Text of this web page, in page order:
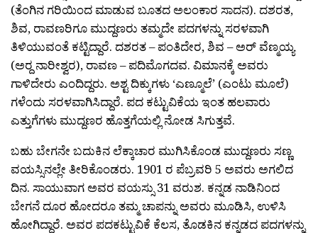
(ತೆಂಗಿನ ಗರಿಯಿಂದ ಮಾಡುವ ಬೂತದ ಅಲಂಕಾರ ಸಾದನ). ದಶರತ,
ಶಿವ, ರಾವಣರಿಗೂ ಮುದ್ದಣರು ತಮ್ಮದೇ ಪದಗಳನ್ನು ಸರಳವಾಗಿ
ತಿಳಿಯುವಂತೆ ಕಟ್ಟಿದ್ದಾರೆ. ದಶರತ – ಪಂತಿದೇರ, ಶಿವ – ಅರ್ ವೆಣ್ಮಯ್ಯ
(ಅರ‍್ದ ನಾರೀಶ್ವರ), ರಾವಣ – ಪದಿಮೊಗದವ. ವಿಮಾನಕ್ಕೆ ಅವರು
ಗಾಳಿದೇರು ಎಂದಿದ್ದರು. ಅಶ್ಟ ದಿಕ್ಕುಗಳು ‘ಎಣ್ಮೂಲೆ’ (ಎಂಟು ಮೂಲೆ)
ಗಳೆಂದು ಸರಳವಾಗಿಸಿದ್ದಾರೆ. ಪದ ಕಟ್ಟುವಿಕೆಯ ಇಂತ ಹಲವಾರು
ಎತ್ತುಗೆಗಳು ಮುದ್ದಣರ ಹೊತ್ತಗೆಯಲ್ಲಿ ನೋಡ ಸಿಗುತ್ತವೆ.
ಬಹು ಬೇಗನೇ ಬದುಕಿನ ಲೆಕ್ಕಾಚಾರ ಮುಗಿಸಿಕೊಂಡ ಮುದ್ದಣರು ಸಣ್ಣ
ವಯಸ್ಸಿನಲ್ಲೇ ತೀರಿಕೊಂಡರು. 1901 ರ ಪೆಬ್ರವರಿ 5 ಅವರು ಅಗಲಿದ
ದಿನ. ಸಾಯುವಾಗ ಅವರ ವಯಸ್ಸು 31 ವರುಶ. ಕನ್ನಡ ನಾಡಿನಿಂದ
ಬೇಗನೆ ದೂರ ಹೋದರೂ ತಮ್ಮ ಚಾಪನ್ನು ಅವರು ಮೂಡಿಸಿ, ಉಳಿಸಿ
ಹೋಗಿದ್ದಾರೆ. ಅವರ ಪದಕಟ್ಟುವಿಕೆ ಕೆಲಸ, ತೊಡಕಿನ ಕನ್ನಡದ ಪದಗಳನ್ನು